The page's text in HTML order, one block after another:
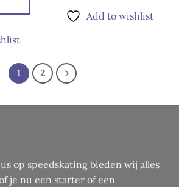
product
Deze
optie
kan
Add to wishlist
1 2
op speedskating bieden wij alles
je nu een starter of een